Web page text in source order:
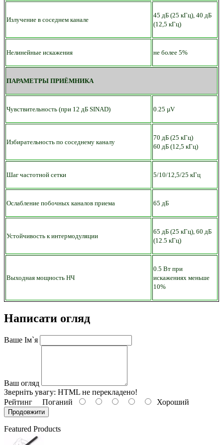
Излучение в соседнем канале
45 дБ (25 кГц), 40 дБ
(12,5 кГц)
Нелинейные искажения не более 5%
ПАРАМЕТРЫ ПРИЁМНИКА
Чувствительность (при 12 дБ SINAD) 0.25 µV
Избирательность по соседнему каналу
70 дБ (25 кГц)
60 дБ (12,5 кГц)
Шаг частотной сетки 5/10/12,5/25 кГц
Ослабление побочных каналов приема 65 дБ
Устойчивость к интермодуляции
65 дБ (25 кГц), 60 дБ
(12.5 кГц)
Выходная мощность НЧ
0.5 Вт при
искажениях меньше
10%
Написати огляд
Ваше Ім`я
Ваш огляд
Зверніть увагу: HTML не перекладено!
Рейтинг Поганий Хороший
Продовжити
Featured Products